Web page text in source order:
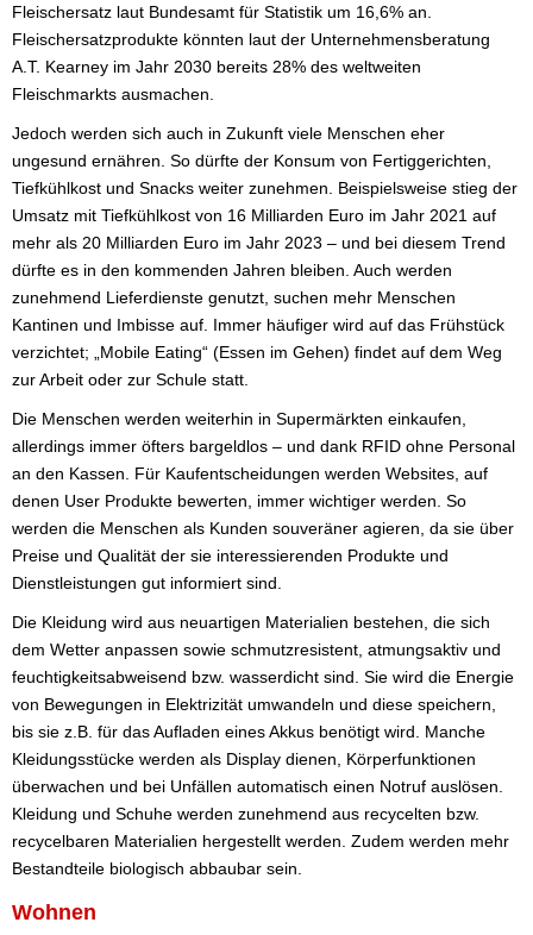
Fleischersatz laut Bundesamt für Statistik um 16,6% an.
Fleischersatzprodukte könnten laut der Unternehmensberatung
A.T. Kearney im Jahr 2030 bereits 28% des weltweiten
Fleischmarkts ausmachen.
Jedoch werden sich auch in Zukunft viele Menschen eher
ungesund ernähren. So dürfte der Konsum von Fertiggerichten,
Tiefkühlkost und Snacks weiter zunehmen. Beispielsweise stieg der
Umsatz mit Tiefkühlkost von 16 Milliarden Euro im Jahr 2021 auf
mehr als 20 Milliarden Euro im Jahr 2023 – und bei diesem Trend
dürfte es in den kommenden Jahren bleiben. Auch werden
zunehmend Lieferdienste genutzt, suchen mehr Menschen
Kantinen und Imbisse auf. Immer häufiger wird auf das Frühstück
verzichtet; „Mobile Eating“ (Essen im Gehen) findet auf dem Weg
zur Arbeit oder zur Schule statt.
Die Menschen werden weiterhin in Supermärkten einkaufen,
allerdings immer öfters bargeldlos – und dank RFID ohne Personal
an den Kassen. Für Kaufentscheidungen werden Websites, auf
denen User Produkte bewerten, immer wichtiger werden. So
werden die Menschen als Kunden souveräner agieren, da sie über
Preise und Qualität der sie interessierenden Produkte und
Dienstleistungen gut informiert sind.
Die Kleidung wird aus neuartigen Materialien bestehen, die sich
dem Wetter anpassen sowie schmutzresistent, atmungsaktiv und
feuchtigkeitsabweisend bzw. wasserdicht sind. Sie wird die Energie
von Bewegungen in Elektrizität umwandeln und diese speichern,
bis sie z.B. für das Aufladen eines Akkus benötigt wird. Manche
Kleidungsstücke werden als Display dienen, Körperfunktionen
überwachen und bei Unfällen automatisch einen Notruf auslösen.
Kleidung und Schuhe werden zunehmend aus recycelten bzw.
recycelbaren Materialien hergestellt werden. Zudem werden mehr
Bestandteile biologisch abbaubar sein.
Wohnen